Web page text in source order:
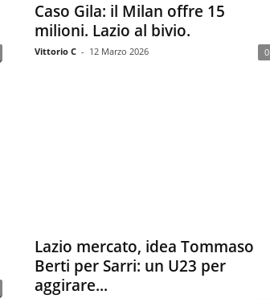
Caso Gila: il Milan offre 15
milioni. Lazio al bivio.
Vittorio C - 12 Marzo 2026 0
Lazio mercato, idea Tommaso
Berti per Sarri: un U23 per
aggirare...